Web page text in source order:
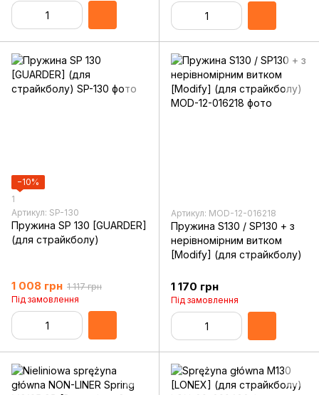
−10%
1
Артикул: SP-130
Пружина SP 130 [GUARDER]
(для страйкболу)
1 008 грн 1 117 грн
Під замовлення
Артикул: MOD-12-016218
Пружина S130 / SP130 + з
нерівномірним витком
[Modify] (для страйкболу)
1 170 грн
Під замовлення